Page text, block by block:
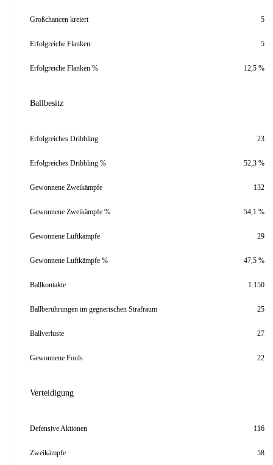
Großchancen kreiert 5
Erfolgreiche Flanken 5
Erfolgreiche Flanken % 12,5 %
Ballbesitz
Erfolgreiches Dribbling 23
Erfolgreiches Dribbling % 52,3 %
Gewonnene Zweikämpfe 132
Gewonnene Zweikämpfe % 54,1 %
Gewonnene Luftkämpfe 29
Gewonnene Luftkämpfe % 47,5 %
Ballkontakte 1.150
Ballberührungen im gegnerischen Strafraum 25
Ballverluste 27
Gewonnene Fouls 22
Verteidigung
Defensive Aktionen 116
Zweikämpfe 58